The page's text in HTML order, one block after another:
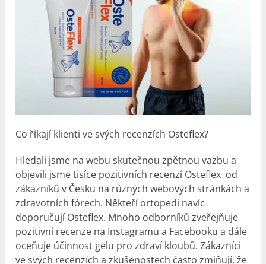
Co říkají klienti ve svých recenzích Osteflex?
Hledali jsme na webu skutečnou zpětnou vazbu a
objevili jsme tisíce pozitivních recenzí Osteflex od
zákazníků v Česku na různých webových stránkách a
zdravotních fórech. Někteří ortopedi navíc
doporučují Osteflex. Mnoho odborníků zveřejňuje
pozitivní recenze na Instagramu a Facebooku a dále
oceňuje účinnost gelu pro zdraví kloubů. Zákazníci
ve svých recenzích a zkušenostech často zmiňují, že